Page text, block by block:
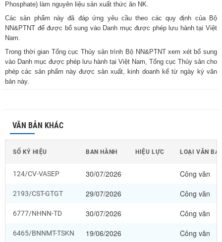
Phosphate) làm nguyên liệu sản xuất thức ăn NK.
Các sản phẩm này đã đáp ứng yêu cầu theo các quy định của Bộ
NN&PTNT để được bổ sung vào Danh mục được phép lưu hành tại Việt
Nam.
Trong thời gian Tổng cục Thủy sản trình Bộ NN&PTNT xem xét bổ sung
vào Danh mục được phép lưu hành tại Việt Nam, Tổng cục Thủy sản cho
phép các sản phẩm này được sản xuất, kinh doanh kể từ ngày ký văn
bản này.
VĂN BẢN KHÁC
SỐ KÝ HIỆU BAN HÀNH HIỆU LỰC LOẠI VĂN
124/CV-VASEP 30/07/2026 Công văn
2193/CST-GTGT 29/07/2026 Công văn
6777/NHNN-TD 30/07/2026 Công văn
6465/BNNMT-TSKN 19/06/2026 Công văn